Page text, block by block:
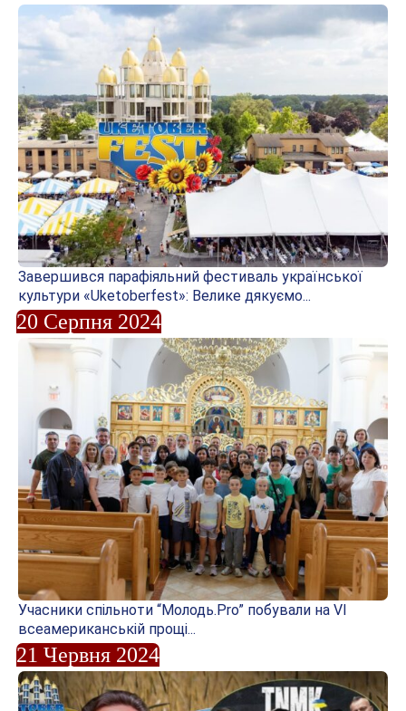
Завершився парафіяльний фестиваль української
культури «Uketoberfest»: Велике дякуємо...
20 Серпня 2024
Учасники спільноти “Молодь.Pro” побували на VI
всеамериканській прощі...
21 Червня 2024